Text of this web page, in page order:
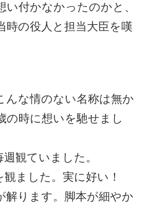
い付かなかったのかと、
時の役人と担当大臣を嘆
んな情のない名称は無か
の時に想いを馳せまし
週観ていました。
ました。実に好い！
解ります。脚本が細やか